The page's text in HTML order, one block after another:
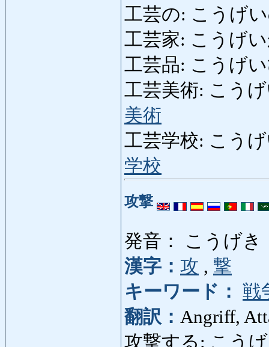
工芸の: こうげい
工芸家: こうげい
工芸品: こうげ
工芸美術: こうげ
美術
工芸学校: こうげ
学校
攻撃
発音： こうげき
漢字： 攻 , 撃
キーワード： 戦
翻訳： Angriff,
攻撃する: こうげ